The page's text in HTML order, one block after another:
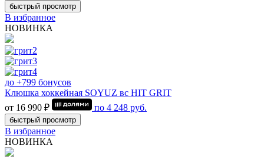
быстрый просмотр
В избранное
НОВИНКА
до +799 бонусов
Клюшка хоккейная SOYUZ вс HIT GRIT
от 16 990 ₽
по 4 248 руб.
быстрый просмотр
В избранное
НОВИНКА